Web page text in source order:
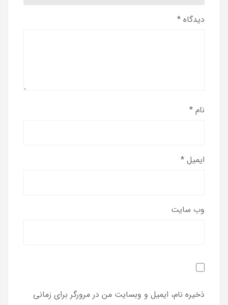
دیدگاه *
نام *
ایمیل *
وب‌ سایت
ذخیره نام، ایمیل و وبسایت من در مرورگر برای زمانی